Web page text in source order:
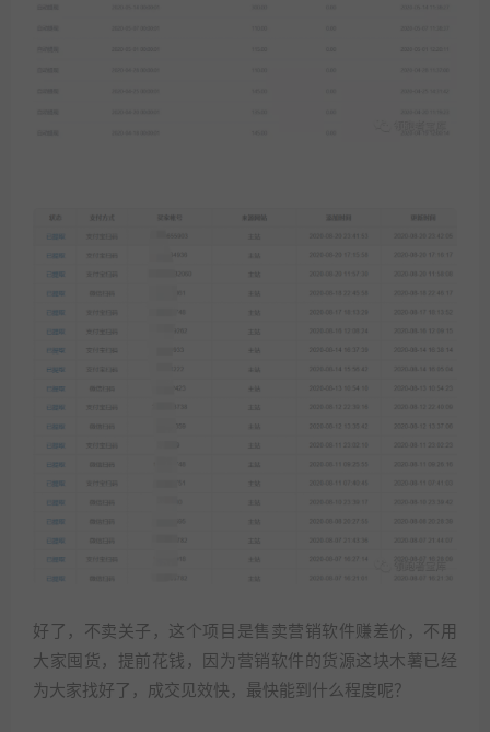
好了，不卖关子，这个项目是售卖营销软件赚差价，不用
大家囤货，提前花钱，因为营销软件的货源这块木薯已经
为大家找好了，成交见效快，最快能到什么程度呢？